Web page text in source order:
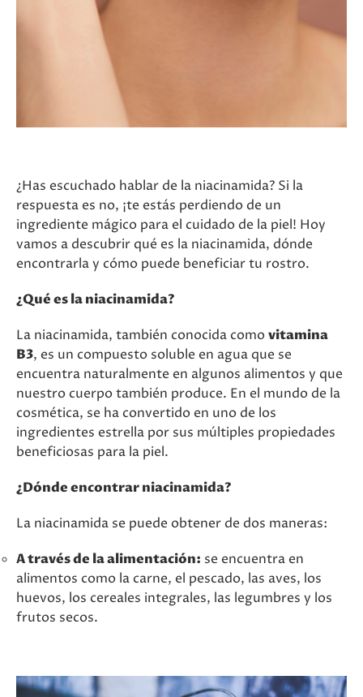
¿Has escuchado hablar de la niacinamida? Si la
respuesta es no, ¡te estás perdiendo de un
ingrediente mágico para el cuidado de la piel! Hoy
vamos a descubrir qué es la niacinamida, dónde
encontrarla y cómo puede beneficiar tu rostro.
¿Qué es la niacinamida?
La niacinamida, también conocida comovitamina
B3, es un compuesto soluble en agua que se
encuentra naturalmente en algunos alimentos y que
nuestro cuerpo también produce. En el mundo de la
cosmética, se ha convertido en uno de los
ingredientes estrella por sus múltiples propiedades
beneficiosas para la piel.
¿Dónde encontrar niacinamida?
La niacinamida se puede obtener de dos maneras:
A través de la alimentación: se encuentra en
alimentos como la carne, el pescado, las aves, los
huevos, los cereales integrales, las legumbres y los
frutos secos.